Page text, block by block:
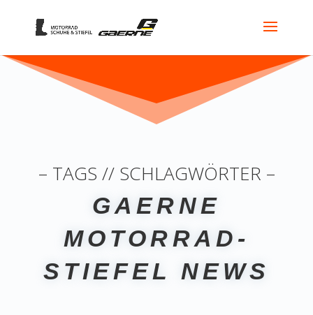
– TAGS // SCHLAGWÖRTER –
GAERNE
MOTORRAD-
STIEFEL NEWS